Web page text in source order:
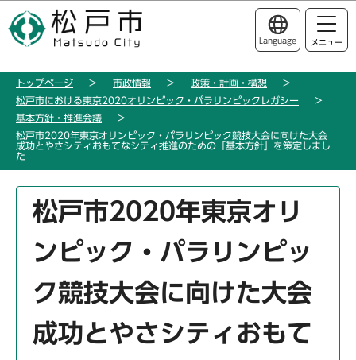
の
ー
で
このページの本文へ移動
Language メニュー
トップページ 市政情報
政策・計画・構想
松戸市における東京2020オリンピック・パラリンピックレガシー
基本方針・推進会議
松戸市2020年東京オリンピック・パラリンピック競技大会に向けた大会
成功とやさシティおもてなシティ推進のための「基本方針」を策定しまし
た
松戸市2020年東京オリ
ンピック・パラリンピッ
ク競技大会に向けた大会
成功とやさシティおもて